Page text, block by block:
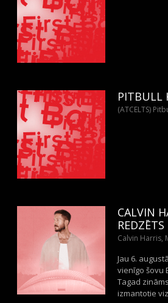
PITBULL
(ATCELTS)
CALVIN
REDZĒTS
Calvin Harris,
Jau 6.
vienīgo šovu
Tagad
izmantotie